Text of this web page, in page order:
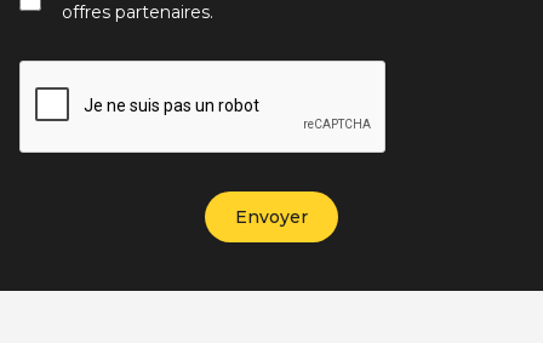
offres partenaires.